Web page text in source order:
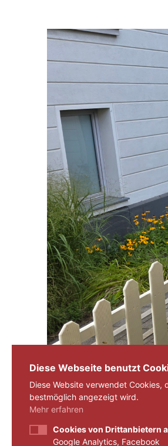
Der Anbau von
fördern die Biodiversität
Ziel angestrebt - in der
Diese Webseite benutzt
Diese Website verwendet Cookies,
bestmöglich angezeigt wird.
Mehr erfahren
Cookies von Drittanbietern
Google Analytics, Facebook